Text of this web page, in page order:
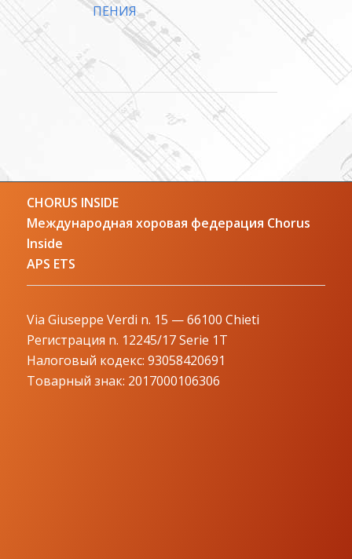
ПЕНИЯ
CHORUS INSIDE
Международная хоровая федерация Chorus
Inside
APS ETS
Via Giuseppe Verdi n. 15 — 66100 Chieti
Регистрация n. 12245/17 Serie 1T
Налоговый кодекс: 93058420691
Товарный знак: 2017000106306